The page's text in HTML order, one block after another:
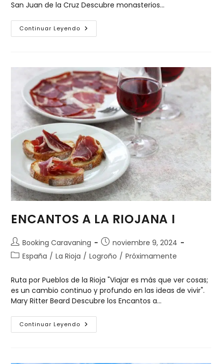
San Juan de la Cruz Descubre monasterios…
Continuar Leyendo
ENCANTOS A LA RIOJANA I
Booking Caravaning
noviembre 9, 2024
España / La Rioja / Logroño / Próximamente
Ruta por Pueblos de la Rioja "Viajar es más que ver cosas;
es un cambio continuo y profundo en las ideas de vivir".
Mary Ritter Beard Descubre los Encantos a…
Continuar Leyendo